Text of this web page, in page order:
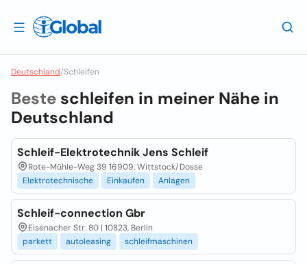
Deutschland/Schleifen
Beste schleifen in meiner Nähe in
Deutschland
Schleif-Elektrotechnik Jens Schleif
Rote-Mühle-Weg 39 16909, Wittstock/Dosse
Elektrotechnische
Einkaufen Anlagen
Schleif-connection Gbr
Eisenacher Str. 80 | 10823, Berlin
parkett
autoleasing schleifmaschinen